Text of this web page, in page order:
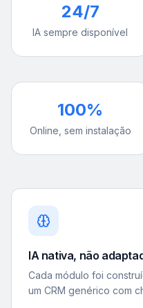
24/7
IA sempre disponível
100%
Online, sem instalação
IA nativa, não
Cada módulo foi
um CRM genérico com